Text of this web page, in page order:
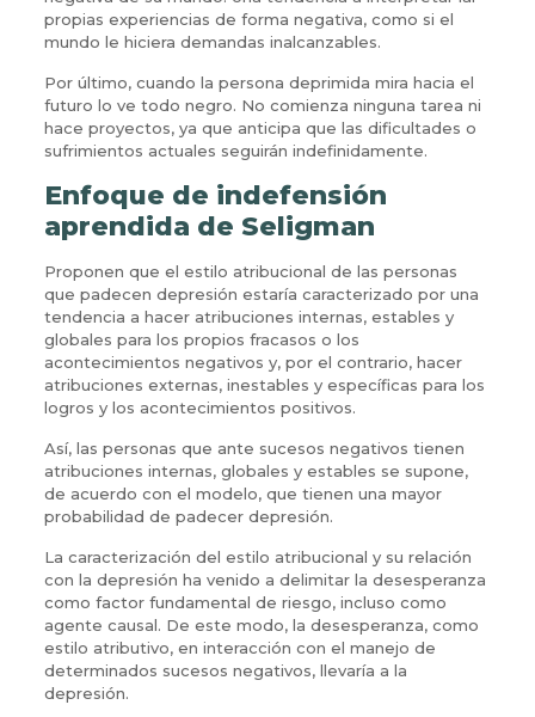
propias experiencias de forma negativa, como si el
mundo le hiciera demandas inalcanzables.
Por último, cuando la persona deprimida mira hacia el
futuro lo ve todo negro. No comienza ninguna tarea ni
hace proyectos, ya que anticipa que las dificultades o
sufrimientos actuales seguirán indefinidamente.
Enfoque de indefensión
aprendida de Seligman
Proponen que el estilo atribucional de las personas
que padecen depresión estaría caracterizado por una
tendencia a hacer atribuciones internas, estables y
globales para los propios fracasos o los
acontecimientos negativos y, por el contrario, hacer
atribuciones externas, inestables y específicas para los
logros y los acontecimientos positivos.
Así, las personas que ante sucesos negativos tienen
atribuciones internas, globales y estables se supone,
de acuerdo con el modelo, que tienen una mayor
probabilidad de padecer depresión.
La caracterización del estilo atribucional y su relación
con la depresión ha venido a delimitar la desesperanza
como factor fundamental de riesgo, incluso como
agente causal. De este modo, la desesperanza, como
estilo atributivo, en interacción con el manejo de
determinados sucesos negativos, llevaría a la
depresión.